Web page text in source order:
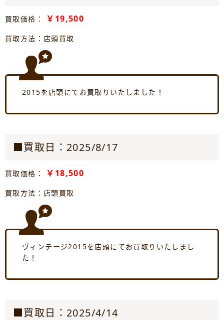
買取価格： ￥19,500
買取方法：店頭買取
2015を店頭にてお買取りいたしました！
■買取日：2025/8/17
買取価格： ￥18,500
買取方法：店頭買取
ヴィンテージ2015を店頭にてお買取りいたしまし
た！
■買取日：2025/4/14